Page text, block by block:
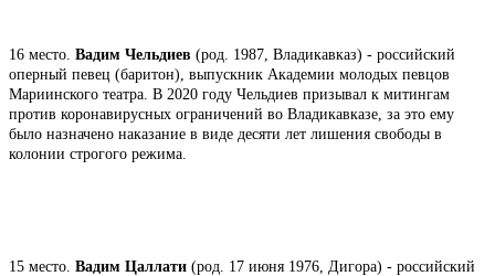
16 место. Вадим Чельдиев (род. 1987, Владикавказ) - российский
оперный певец (баритон), выпускник Академии молодых певцов
Мариинского театра. В 2020 году Чельдиев призывал к митингам
против коронавирусных ограничений во Владикавказе, за это ему
было назначено наказание в виде десяти лет лишения свободы в
колонии строгого режима.
15 место. Вадим Цаллати (род. 17 июня 1976, Дигора) - российский